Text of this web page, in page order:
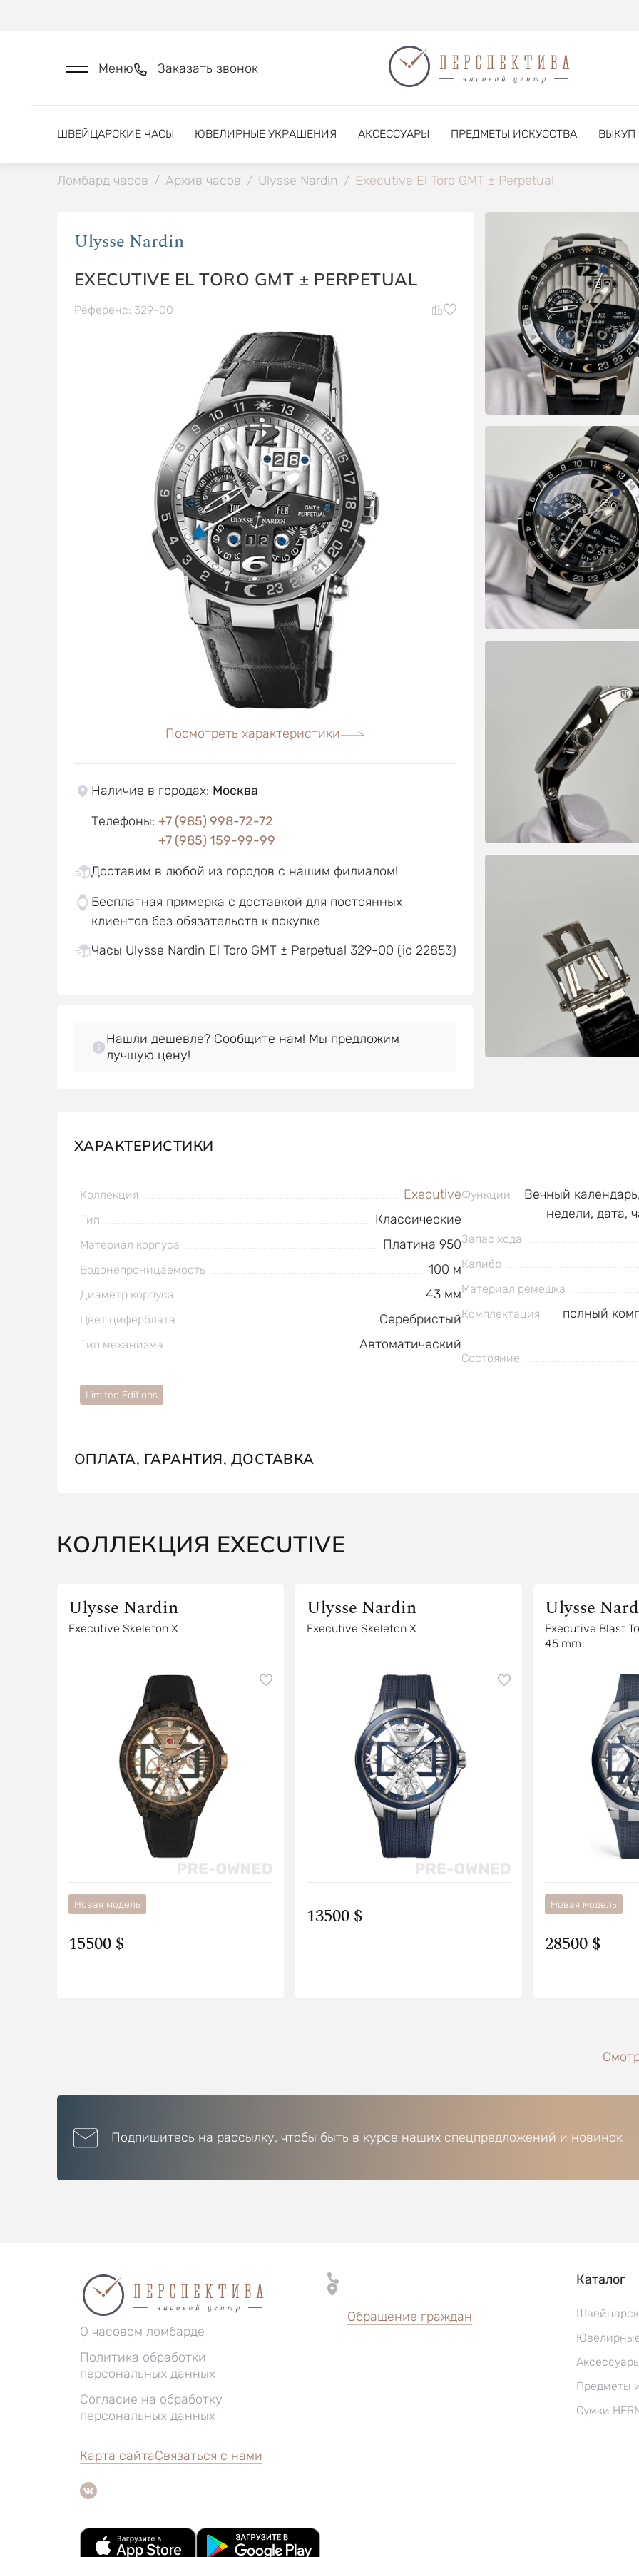
Меню Заказать звонок
ШВЕЙЦАРСКИЕ ЧАСЫ ЮВЕЛИРНЫЕ УКРАШЕНИЯ АКСЕССУАРЫ ПРЕДМЕТЫ ИСКУССТВА ВЫКУП
Ломбард часов / Архив часов / Ulysse Nardin / Executive El Toro GMT ± Perpetual
Ulysse Nardin
EXECUTIVE EL TORO GMT ± PERPETUAL
Референс: 329-00
Посмотреть характеристики
Наличие в городах: Москва
Телефоны: +7 (985) 998-72-72
+7 (985) 159-99-99
Доставим в любой из городов с нашим филиалом!
Бесплатная примерка с доставкой для постоянных
клиентов без обязательств к покупке
Часы Ulysse Nardin El Toro GMT ± Perpetual 329-00 (id 22853)
Нашли дешевле? Сообщите нам! Мы предложим
лучшую цену!
ХАРАКТЕРИСТИКИ
Коллекция Executive
Тип Классические
Материал корпуса Платина 950
Водонепроницаемость 100 м
Диаметр корпуса 43 мм
Цвет циферблата Серебристый
Тип механизма Автоматический
Функции
Вечный
недели, дата,
Запас хода
Калибр
Материал ремешка
Комплектация
полный
Состояние
Limited Editions
ОПЛАТА, ГАРАНТИЯ, ДОСТАВКА
КОЛЛЕКЦИЯ EXECUTIVE
Ulysse Nardin
Executive Skeleton X
Новая модель
15500 $
Ulysse Nardin
Executive Skeleton X
13500 $
Ulysse
Executive Blast
45 mm
Новая модель
28500 $
Подпишитесь на рассылку, чтобы быть в курсе наших спецпредложений и новинок
О часовом ломбарде
Политика обработки
персональных данных
Согласие на обработку
персональных данных
Обращение граждан
Каталог
Предметы
Сумки
Карта сайтаСвязаться с нами